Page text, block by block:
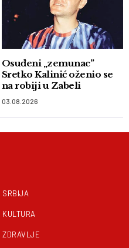
Osuđeni „zemunac”
Sretko Kalinić oženio se
na robiji u Zabeli
03.08.2026
SRBIJA
KULTURA
ZDRAVLJE